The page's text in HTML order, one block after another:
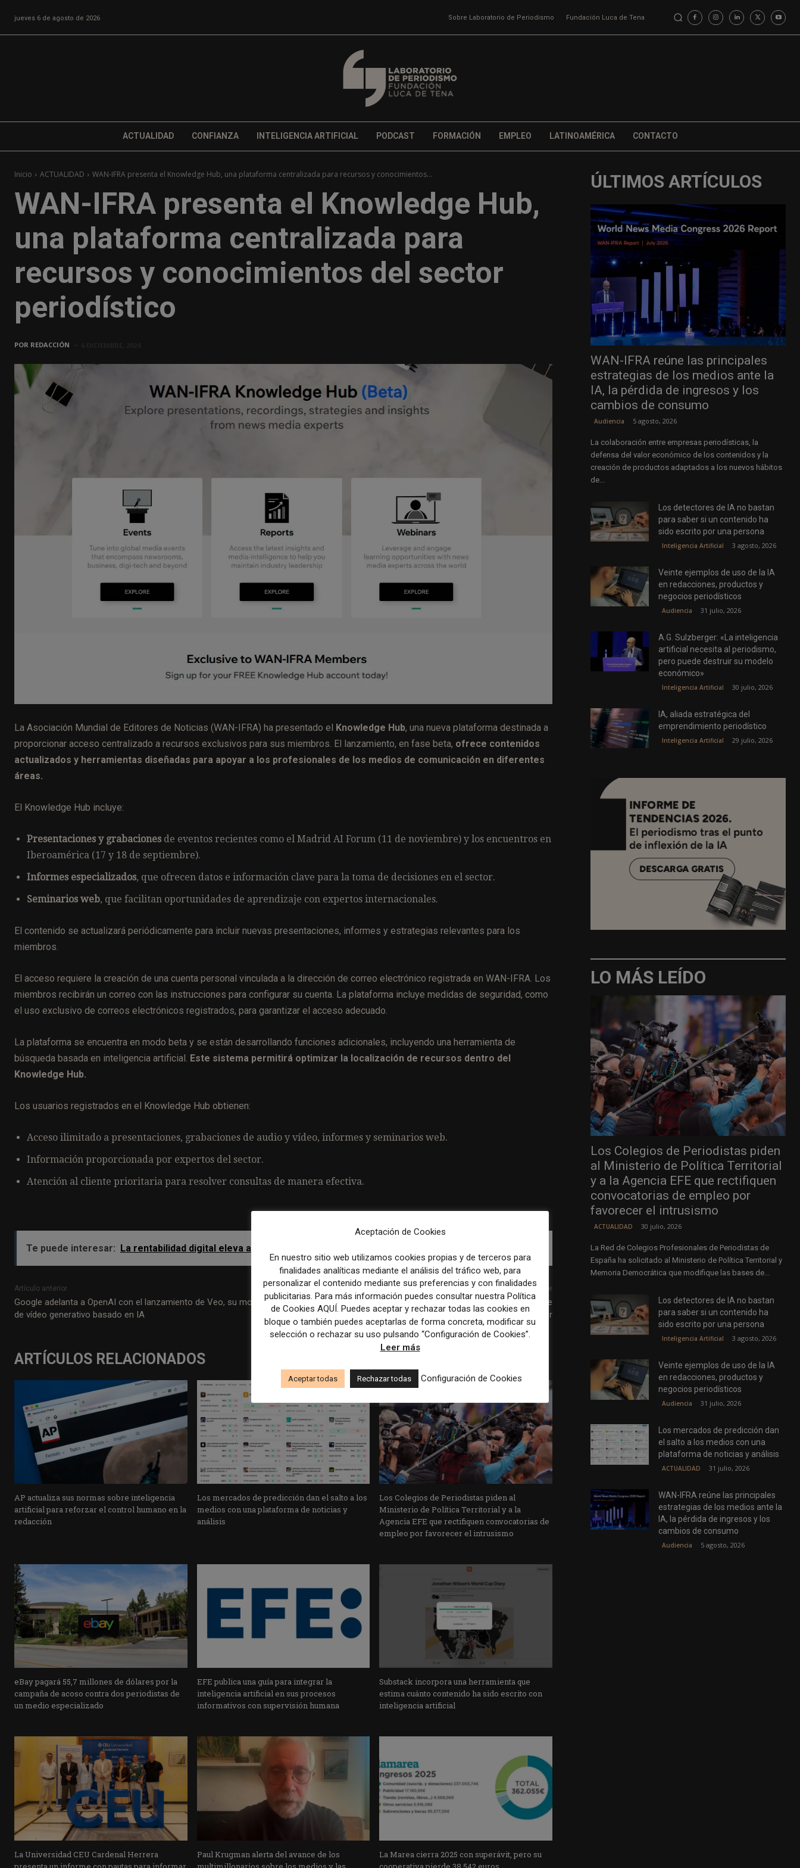
jueves 6 de agosto de 2026 Sobre Laboratorio de Periodismo Fundación Luca de Tena
ACTUALIDAD CONFIANZA INTELIGENCIA ARTIFICIAL PODCAST FORMACIÓN EMPLEO LATINOAMÉRICA CONTACTO
Inicio ACTUALIDAD WAN-IFRA presenta el Knowledge Hub, una plataforma centralizada para recursos y conocimientos...
WAN-IFRA presenta el Knowledge Hub,
una plataforma centralizada para
recursos y conocimientos del sector
periodístico
POR REDACCIÓN
La Asociación Mundial de Editores de Noticias (WAN-IFRA) ha presentado el Knowledge Hub, una nueva plataforma destinada a
proporcionar acceso centralizado a recursos exclusivos para sus miembros. El lanzamiento, en fase beta, ofrece contenidos
actualizados y herramientas diseñadas para apoyar a los profesionales de los medios de comunicación en diferentes
áreas.
El Knowledge Hub incluye:
Presentaciones y grabaciones de eventos recientes como el Madrid AI Forum (11 de noviembre) y los encuentros en
Iberoamérica (17 y 18 de septiembre).
Informes especializados, que ofrecen datos e información clave para la toma de decisiones en el sector.
Seminarios web, que facilitan oportunidades de aprendizaje con expertos internacionales.
El contenido se actualizará periódicamente para incluir nuevas presentaciones, informes y estrategias relevantes para los
miembros.
El acceso requiere la creación de una cuenta personal vinculada a la dirección de correo electrónico registrada en WAN-IFRA. Los
miembros recibirán un correo con las instrucciones para configurar su cuenta. La plataforma incluye medidas de seguridad, como
el uso exclusivo de correos electrónicos registrados, para garantizar el acceso adecuado.
La plataforma se encuentra en modo beta y se están desarrollando funciones adicionales, incluyendo una herramienta de
búsqueda basada en inteligencia artificial. Este sistema permitirá optimizar la localización de recursos dentro del
Knowledge Hub.
Los usuarios registrados en el Knowledge Hub obtienen:
Acceso ilimitado a presentaciones, grabaciones de audio y vídeo, informes y seminarios web.
Información proporcionada por expertos del sector.
Atención al cliente prioritaria para resolver consultas de manera efectiva.
Te puede interesar: La rentabilidad digital eleva a Ringier a su mayor margen operativo histórico
Artículo anterior
Google adelanta a OpenAI con el lanzamiento de Veo, su modelo
de vídeo generativo basado en IA
Artículo siguiente
Soon-Shiong and Bezos provide fresh evidence for the
downsides of billionaire news ownership – Poynter
ARTÍCULOS RELACIONADOS
AP actualiza sus normas sobre inteligencia
artificial para reforzar el control humano en la
redacción
Los mercados de predicción dan el salto a los
medios con una plataforma de noticias y
análisis
Los Colegios de Periodistas piden al
Ministerio de Política Territorial y a la
Agencia EFE que rectifiquen convocatorias de
empleo por favorecer el intrusismo
eBay pagará 55,7 millones de dólares por la
campaña de acoso contra dos periodistas de
un medio especializado
EFE publica una guía para integrar la
inteligencia artificial en sus procesos
informativos con supervisión humana
Substack incorpora una herramienta que
estima cuánto contenido ha sido escrito con
inteligencia artificial
La Universidad CEU Cardenal Herrera
Paul Krugman alerta del avance de los
La Marea cierra 2025 con superávit, pero su
ÚLTIMOS ARTÍCULOS
WAN-IFRA reúne las principales
estrategias de los medios ante la
IA, la pérdida de ingresos y los
cambios de consumo
Audiencia 5 agosto, 2026
La colaboración entre empresas periodísticas, la
defensa del valor económico de los contenidos y la
creación de productos adaptados a los nuevos hábitos
de...
Los detectores de IA no bastan
para saber si un contenido ha
sido escrito por una persona
Inteligencia Artificial 3 agosto, 2026
Veinte ejemplos de uso de la IA
en redacciones, productos y
negocios periodísticos
Audiencia 31 julio, 2026
A.G. Sulzberger: «La inteligencia
artificial necesita al periodismo,
pero puede destruir su modelo
económico»
Inteligencia Artificial 30 julio, 2026
IA, aliada estratégica del
emprendimiento periodístico
Inteligencia Artificial 29 julio, 2026
LO MÁS LEÍDO
Los Colegios de Periodistas piden
al Ministerio de Política Territorial
y a la Agencia EFE que rectifiquen
convocatorias de empleo por
favorecer el intrusismo
ACTUALIDAD 30 julio, 2026
La Red de Colegios Profesionales de Periodistas de
España ha solicitado al Ministerio de Política Territorial y
Memoria Democrática que modifique las bases de...
Los detectores de IA no bastan
para saber si un contenido ha
sido escrito por una persona
Inteligencia Artificial 3 agosto, 2026
Veinte ejemplos de uso de la IA
en redacciones, productos y
negocios periodísticos
Audiencia 31 julio, 2026
Los mercados de predicción dan
el salto a los medios con una
plataforma de noticias y análisis
ACTUALIDAD 31 julio, 2026
WAN-IFRA reúne las principales
estrategias de los medios ante la
IA, la pérdida de ingresos y los
cambios de consumo
Audiencia 5 agosto, 2026
Aceptación de Cookies
En nuestro sitio web utilizamos cookies propias y de terceros para
finalidades analíticas mediante el análisis del tráfico web, para
personalizar el contenido mediante sus preferencias y con finalidades
publicitarias. Para más información puedes consultar nuestra Política
de Cookies AQUÍ. Puedes aceptar y rechazar todas las cookies en
bloque o también puedes aceptarlas de forma concreta, modificar su
selección o rechazar su uso pulsando “Configuración de Cookies”.
Leer más
Aceptar todas Rechazar todas Configuración de Cookies